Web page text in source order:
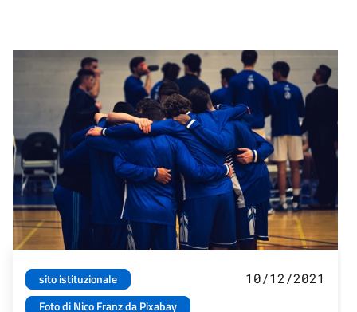
sito istituzionale
Foto di Nico Franz da Pixabay
10/12/2021